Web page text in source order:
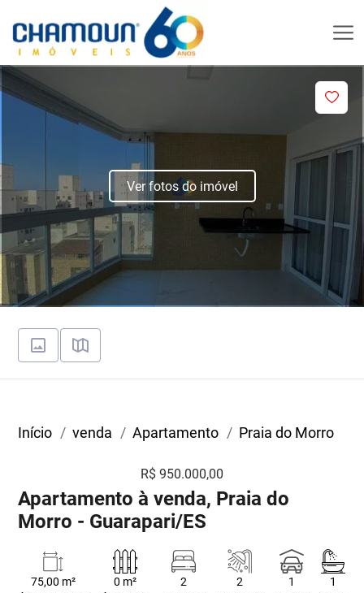
Ver fotos do imóvel
Início venda Apartamento Praia do Morro
R$ 950.000,00
Apartamento à venda, Praia do
Morro - Guarapari/ES
75,00 m²
0 m²
2
2
1
1